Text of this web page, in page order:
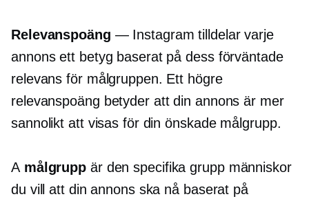
Relevanspoäng — Instagram tilldelar varje
annons ett betyg baserat på dess förväntade
relevans för målgruppen. Ett högre
relevanspoäng betyder att din annons är mer
sannolikt att visas för din önskade målgrupp.
A målgrupp är den specifika grupp människor
du vill att din annons ska nå baserat på